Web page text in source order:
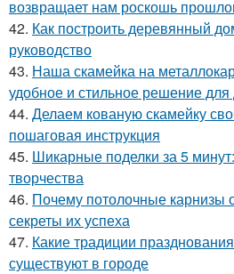
возвращает нам роскошь
42. Как построить деревянный
руководство
43. Наша скамейка на
удобное и стильное решение
44. Делаем кованую скамейку
пошаговая инструкция
45. Шикарные поделки за 5
творчества
46. Почему потолочные карнизы
секреты их успеха
47. Какие традиции
существуют в городе